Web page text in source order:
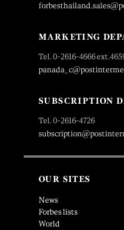
MARKETING
Tel. 0-2616-4666
SUBSCRIPTION
Tel. 0-2616-4726
OUR SITES
News
Forbes lists
World